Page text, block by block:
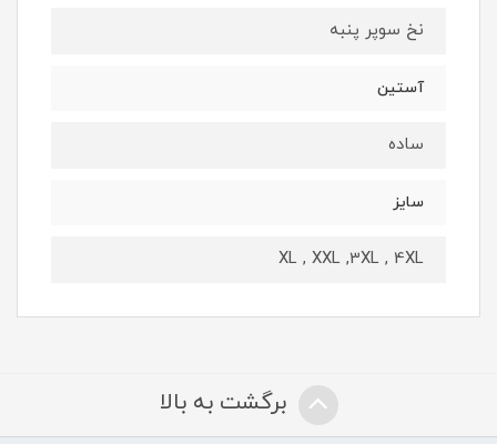
نخ سوپر پنبه
آستین
ساده
سایز
XL , XXL ,3XL , 4XL
برگشت به بالا